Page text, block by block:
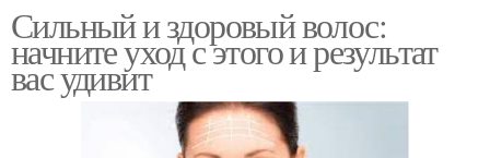
Сильный и здоровый волос:
начните уход с этого и результат
вас удивит